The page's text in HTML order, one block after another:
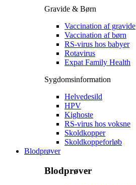
Gravide & Børn
Vaccination af gravide
Vaccination af børn
RS-virus hos babyer
Rotavirus
Expat Family Health
Sygdomsinformation
Helvedesild
HPV
Kighoste
RS-virus hos voksne
Skoldkopper
Skoldkoppeforløb
Blodprøver
Blodprøver